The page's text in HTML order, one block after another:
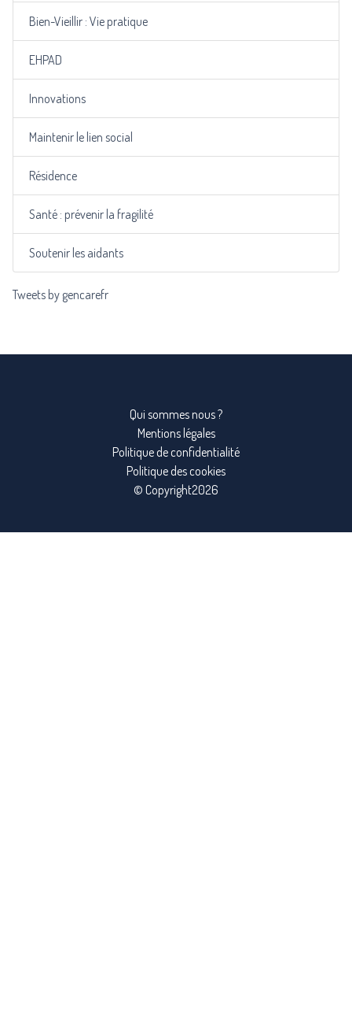
Bien-Vieillir : Vie pratique
EHPAD
Innovations
Maintenir le lien social
Résidence
Santé : prévenir la fragilité
Soutenir les aidants
Tweets by gencarefr
Qui sommes nous ?
Mentions légales
Politique de confidentialité
Politique des cookies
© Copyright2026